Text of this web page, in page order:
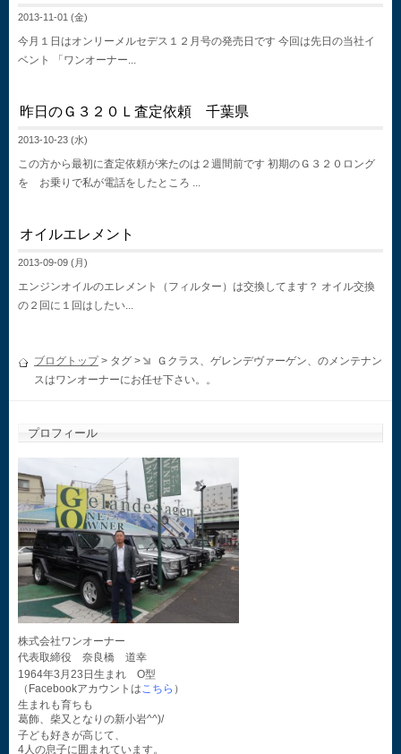
2013-11-01 (金)
今月１日はオンリーメルセデス１２月号の発売日です 今回は先日の当社イ
ベント 「ワンオーナー...
昨日のＧ３２０Ｌ査定依頼 千葉県
2013-10-23 (水)
この方から最初に査定依頼が来たのは２週間前です 初期のＧ３２０ロング
を お乗りで私が電話をしたところ ...
オイルエレメント
2013-09-09 (月)
エンジンオイルのエレメント（フィルター）は交換してます？ オイル交換
の２回に１回はしたい...
ブログトップ> タグ >
Ｇクラス、ゲレンデヴァーゲン、のメンテナン
スはワンオーナーにお任せ下さい。。
プロフィール
株式会社ワンオーナー
代表取締役 奈良橋 道幸
1964年3月23日生まれ O型
（Facebookアカウントは こちら ）
生まれも育ちも
葛飾、柴又となりの新小岩^^)/
子ども好きが高じて、
4人の息子に囲まれています。